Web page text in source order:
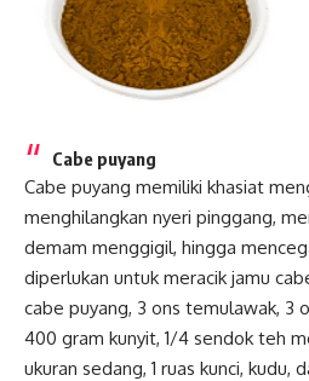
Cabe puyang
Cabe puyang memiliki khasiat
menghilangkan nyeri pinggang,
demam menggigil, hingga
diperlukan untuk meracik jamu
cabe puyang, 3 ons temulawak, 3
400 gram kunyit, 1/4 sendok teh
ukuran sedang, 1 ruas kunci, kudu,